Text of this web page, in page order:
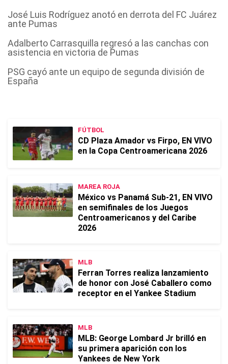
José Luis Rodríguez anotó en derrota del FC Juárez
ante Pumas
Adalberto Carrasquilla regresó a las canchas con
asistencia en victoria de Pumas
PSG cayó ante un equipo de segunda división de
España
FÚTBOL
CD Plaza Amador vs Firpo, EN VIVO
en la Copa Centroamericana 2026
MAREA ROJA
México vs Panamá Sub-21, EN VIVO
en semifinales de los Juegos
Centroamericanos y del Caribe
2026
MLB
Ferran Torres realiza lanzamiento
de honor con José Caballero como
receptor en el Yankee Stadium
MLB
MLB: George Lombard Jr brilló en
su primera aparición con los
Yankees de New York